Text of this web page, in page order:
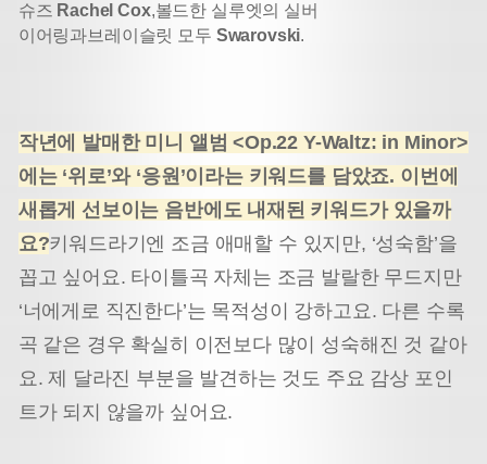
슈즈 Rachel Cox,볼드한 실루엣의 실버
이어링과브레이슬릿 모두 Swarovski.
작년에 발매한 미니 앨범 <Op.22 Y-Waltz: in Minor>
에는 ‘위로’와 ‘응원’이라는 키워드를 담았죠. 이번에
새롭게 선보이는 음반에도 내재된 키워드가 있을까
요?키워드라기엔 조금 애매할 수 있지만, ‘성숙함’을
꼽고 싶어요. 타이틀곡 자체는 조금 발랄한 무드지만
‘너에게로 직진한다’는 목적성이 강하고요. 다른 수록
곡 같은 경우 확실히 이전보다 많이 성숙해진 것 같아
요. 제 달라진 부분을 발견하는 것도 주요 감상 포인
트가 되지 않을까 싶어요.